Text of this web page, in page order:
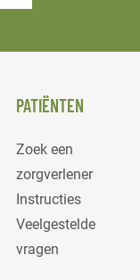
PATIËNTEN
Zoek een
zorgverlener
Instructies
Veelgestelde
vragen